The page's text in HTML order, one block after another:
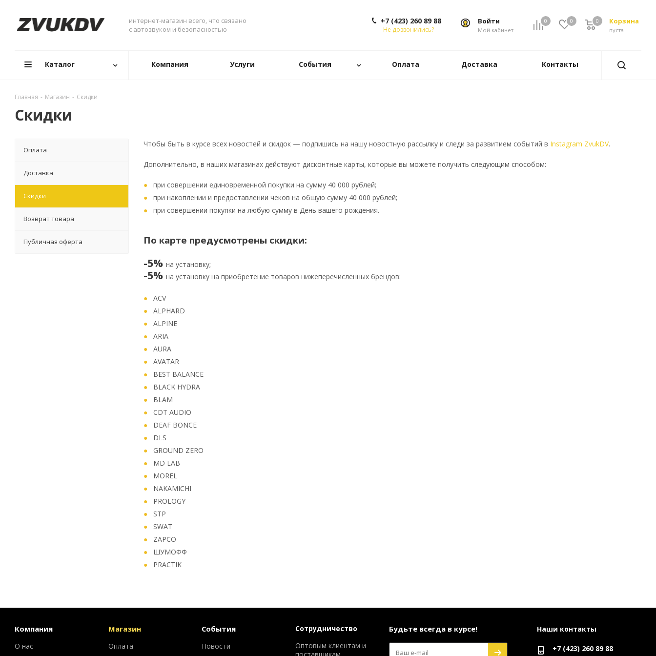
интернет-магазин всего, что связано
с автозвуком и безопасностью
0 0 Корзина
0
пуста
0
Войти
Мой кабинет
+7 (423) 260 89 88
Не дозвонились?
Каталог Компания Услуги События Оплата Доставка Контакты
Главная - Магазин - Скидки
Скидки
Чтобы быть в курсе всех новостей и скидок — подпишись на нашу новостную рассылку и следи за развитием событий в Instagram ZvukDV.
Дополнительно, в наших магазинах действуют дисконтные карты, которые вы можете получить следующим способом:
при совершении единовременной покупки на сумму 40 000 рублей;
при накоплении и предоставлении чеков на общую сумму 40 000 рублей;
при совершении покупки на любую сумму в День вашего рождения.
По карте предусмотрены скидки:
-5% на установку;
-5% на установку на приобретение товаров нижеперечисленных брендов:
ACV
ALPHARD
ALPINE
ARIA
AURA
AVATAR
BEST BALANCE
BLACK HYDRA
BLAM
CDT AUDIO
DEAF BONCE
DLS
GROUND ZERO
MD LAB
MOREL
NAKAMICHI
PROLOGY
STP
SWAT
ZAPCO
ШУМОФФ
PRACTIK
Оплата
Доставка
Скидки
Возврат товара
Публичная оферта
Компания
О нас
Магазин
Оплата
События
Новости
Сотрудничество
Оптовым клиентам и
Будьте всегда в курсе! Наши контакты
+7 (423) 260 89 88